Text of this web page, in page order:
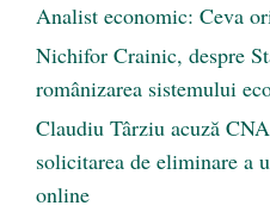
Analist economic: Ceva
Nichifor Crainic, despre
românizarea sistemului
Claudiu Târziu acuză
solicitarea de eliminare a
online